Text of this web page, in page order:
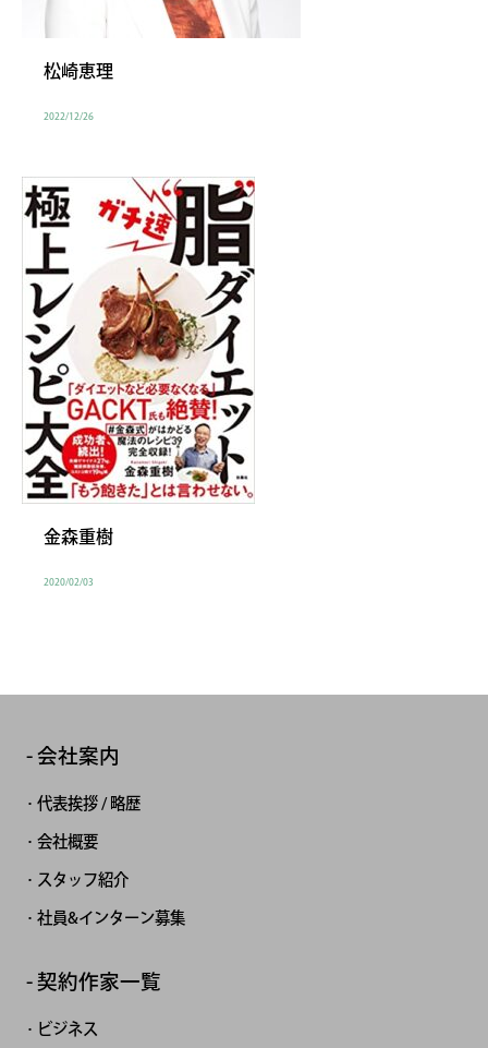
松崎恵理
2022/12/26
金森重樹
2020/02/03
会社案内
代表挨拶 / 略歴
会社概要
スタッフ紹介
社員&インターン募集
契約作家一覧
ビジネス